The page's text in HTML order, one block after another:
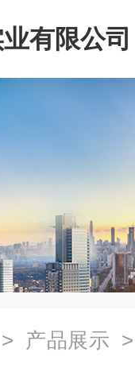
有限公司
> 产品展示